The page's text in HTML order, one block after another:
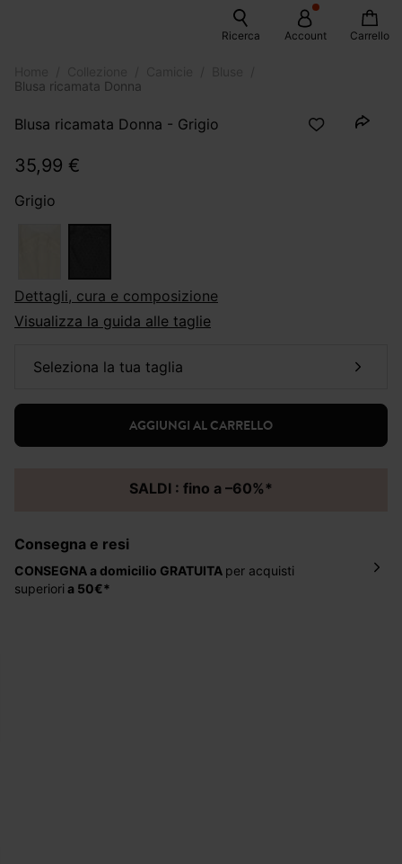
Ricerca Account Carrello
Blusa ricamata Donna
Blusa ricamata Donna - Grigio
35,99 €
Grigio
dettagli, cura e composizione
Visualizza la guida alle taglie
seleziona la tua taglia
AGGIUNGI AL CARRELLO
SALDI : fino a –60%*
Consegna e resi
CONSEGNA a domicilio GRATUITA per acquisti
superiori a 50€*